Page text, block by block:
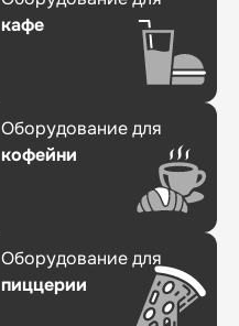
кафе
Оборудование для
кофейни
Оборудование для
пиццерии